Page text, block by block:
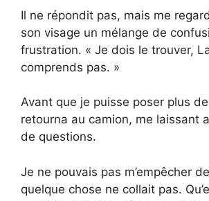
Il ne répondit pas, mais me
son visage un mélange de
frustration. « Je dois le trouver,
comprends pas. »
Avant que je puisse poser plus
retourna au camion, me laissant
de questions.
Je ne pouvais pas m’empêcher
quelque chose ne collait pas.